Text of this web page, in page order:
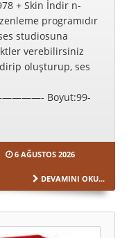
+ Skin İndir n-
programıdır
studiosuna
verebilirsiniz
oluşturup, ses
Boyut:99-
6 AĞUSTOS 2026
DEVAMINI OKU...